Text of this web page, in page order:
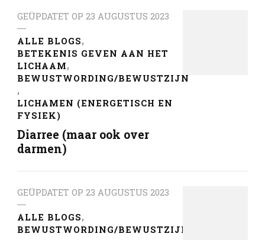
GEÜPDATET OP 23 AUGUSTUS 2023
ALLE BLOGS
BETEKENIS GEVEN AAN HET
LICHAAM
BEWUSTWORDING/BEWUSTZIJN
LICHAMEN (ENERGETISCH EN
FYSIEK)
Diarree (maar ook over
darmen)
GEÜPDATET OP 23 AUGUSTUS 2023
ALLE BLOGS
BEWUSTWORDING/BEWUSTZIJN